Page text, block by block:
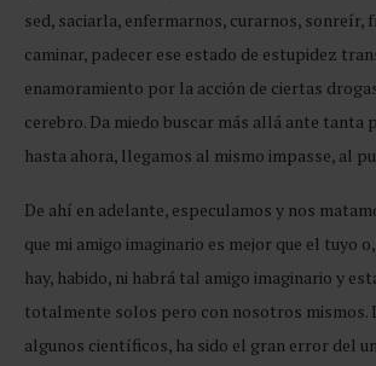
sed, saciarla, enfermarnos, curarnos, sonreír,
caminar, padecer ese estado de estupidez
enamoramiento por la acción de ciertas
cerebro. Da miedo buscar más allá ante tanta
hasta ahora, llegamos al mismo impasse, al
De ahí en adelante, especulamos y nos
que mi amigo imaginario es mejor que el tuyo
hay, habido, ni habrá tal amigo imaginario y
totalmente solos pero con nosotros mismos.
algunos científicos, ha sido el gran error del